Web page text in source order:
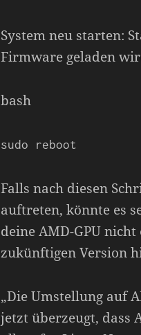
System neu starten:
Firmware geladen
bash
sudo reboot
Falls nach diesen
auftreten, könnte es
deine AMD-GPU
zukünftigen Version
„Die Umstellung auf
jetzt überzeugt, dass